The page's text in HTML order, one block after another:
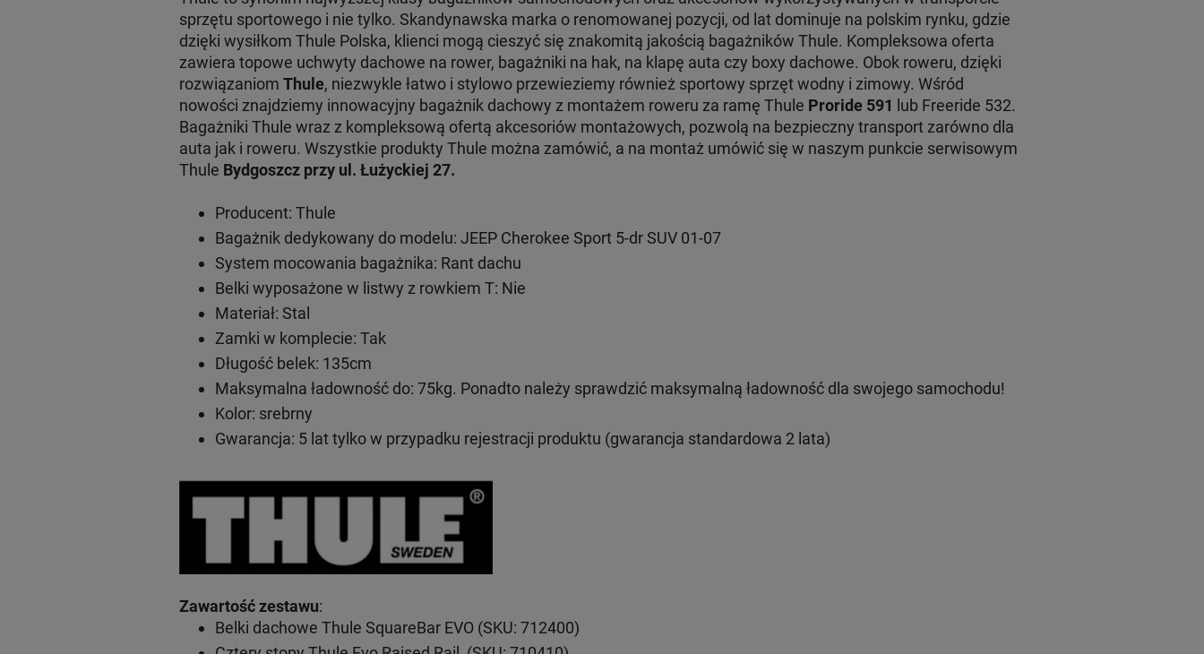
sprzętu sportowego i nie tylko. Skandynawska marka o renomowanej pozycji, od lat dominuje na polskim rynku, gdzie
dzięki wysiłkom Thule Polska, klienci mogą cieszyć się znakomitą jakością bagażników Thule. Kompleksowa oferta
zawiera topowe uchwyty dachowe na rower, bagażniki na hak, na klapę auta czy boxy dachowe. Obok roweru, dzięki
rozwiązaniom Thule, niezwykle łatwo i stylowo przewieziemy również sportowy sprzęt wodny i zimowy. Wśród
nowości znajdziemy innowacyjny bagażnik dachowy z montażem roweru za ramę Thule Proride 591 lub Freeride 532.
Bagażniki Thule wraz z kompleksową ofertą akcesoriów montażowych, pozwolą na bezpieczny transport zarówno dla
auta jak i roweru. Wszystkie produkty Thule można zamówić, a na montaż umówić się w naszym punkcie serwisowym
Thule Bydgoszcz przy ul. Łużyckiej 27.
Producent: Thule
Bagażnik dedykowany do modelu: JEEP Cherokee Sport 5-dr SUV 01-07
System mocowania bagażnika: Rant dachu
Belki wyposażone w listwy z rowkiem T: Nie
Materiał: Stal
Zamki w komplecie: Tak
Długość belek: 135cm
Maksymalna ładowność do: 75kg. Ponadto należy sprawdzić maksymalną ładowność dla swojego samochodu!
Kolor: srebrny
Gwarancja: 5 lat tylko w przypadku rejestracji produktu (gwarancja standardowa 2 lata)
Zawartość zestawu:
Belki dachowe Thule SquareBar EVO (SKU: 712400)